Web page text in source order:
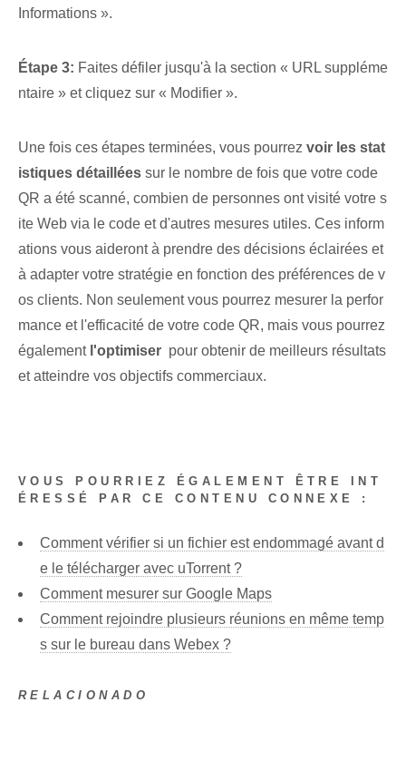
Informations ».
Étape 3: Faites défiler jusqu'à la section « URL suppléme
ntaire⁣ » et cliquez sur « Modifier ».
Une fois ces étapes terminées, vous pourrez voir les stat
istiques détaillées sur le nombre de fois que votre code
QR a été scanné, combien de personnes ont visité votre s
ite Web via le code et d'autres mesures utiles. Ces inform
ations vous aideront à prendre des décisions éclairées et
à adapter votre stratégie en fonction des préférences de v
os clients. Non seulement vous pourrez mesurer la perfor
mance et l'efficacité de votre code QR, mais vous pourrez
également l'optimiser ⁢ pour obtenir de meilleurs résultats
et atteindre vos objectifs commerciaux.
VOUS POURRIEZ ÉGALEMENT ÊTRE INT
ÉRESSÉ PAR CE CONTENU CONNEXE :
Comment vérifier si un fichier est endommagé avant d
e le télécharger avec uTorrent ?
Comment mesurer sur Google Maps
Comment rejoindre plusieurs réunions en même temp
s sur le bureau dans Webex ?
RELACIONADO